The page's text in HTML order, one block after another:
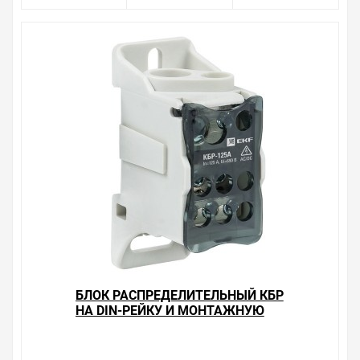
Весь товар сертифицирован, отвечает требованиям
качества. Мы работаем с проверенными
поставщиками, продаем товар от давно
зарекомендовавших себя брендов.
Быстрая доставка в любой город – несколько
вариантов, вы всегда можете выбрать наиболее
удобный. Распределительный блок проходной РБП 95
(1х95 - 4х16 мм2) 232/100 А TDM , можно получить в
пункте выдачи, или заказать курьерскую доставку до
двери. Закажите выгодную доставку в Ваш город или
прямо к вашей двери. Это удобнее, чем объезжать
магазины, тратить время, выбирать из того, что
предлагают, а не покупать то, что нужно, что хочется.
Брак – это исключение в нашем ассортименте. Если он
выявлен, то возврат товара осуществляется в
соответствии с Законом Российской Федерации «О
БЛОК РАСПРЕДЕЛИТЕЛЬНЫЙ КБР
НА DIN-РЕЙКУ И МОНТАЖНУЮ